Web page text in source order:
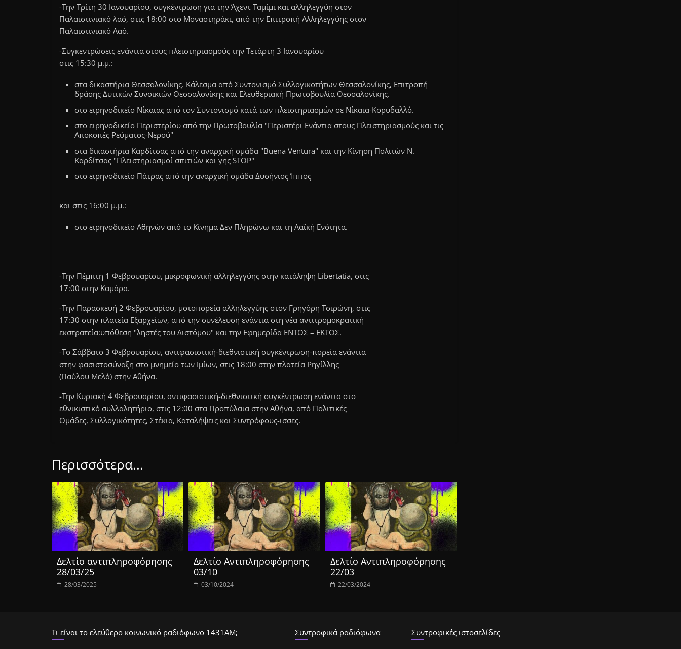
-Την Τρίτη 30 Ιανουαρίου, συγκέντρωση για την Άχεντ Ταμίμι και αλληλεγγύη στον
Παλαιστινιακό λαό, στις 18:00 στο Μοναστηράκι, από την Επιτροπή Αλληλεγγύης στον
Παλαιστινιακό Λαό.
-Συγκεντρώσεις ενάντια στους πλειστηριασμούς την Τετάρτη 3 Ιανουαρίου
στις 15:30 μ.μ.:
στα δικαστήρια Θεσσαλονίκης. Κάλεσμα από Συντονισμό Συλλογικοτήτων Θεσσαλονίκης, Επιτροπή
δράσης Δυτικών Συνοικιών Θεσσαλονίκης και Ελευθεριακή Πρωτοβουλία Θεσσαλονίκης.
στο ειρηνοδικείο Νίκαιας από τον Συντονισμό κατά των πλειστηριασμών σε Νίκαια-Κορυδαλλό.
στο ειρηνοδικείο Περιστερίου από την Πρωτοβουλία "Περιστέρι Ενάντια στους Πλειστηριασμούς και τις
Αποκοπές Ρεύματος-Νερού"
στα δικαστήρια Καρδίτσας από την αναρχική ομάδα "Buena Ventura" και την Κίνηση Πολιτών Ν.
Καρδίτσας "Πλειστηριασμοί σπιτιών και γης STOP"
στο ειρηνοδικείο Πάτρας από την αναρχική ομάδα Δυσήνιος Ίππος
και στις 16:00 μ.μ.:
στο ειρηνοδικείο Αθηνών από το Κίνημα Δεν Πληρώνω και τη Λαϊκή Ενότητα.
-Την Πέμπτη 1 Φεβρουαρίου, μικροφωνική αλληλεγγύης στην κατάληψη Libertatia, στις
17:00 στην Καμάρα.
-Την Παρασκευή 2 Φεβρουαρίου, μοτοπορεία αλληλεγγύης στον Γρηγόρη Τσιρώνη, στις
17:30 στην πλατεία Εξαρχείων, από την συνέλευση ενάντια στη νέα αντιτρομοκρατική
εκστρατεία:υπόθεση "ληστές του Διστόμου" και την Εφημερίδα ΕΝΤΟΣ – ΕΚΤΟΣ.
-Το Σάββατο 3 Φεβρουαρίου, αντιφασιστική-διεθνιστική συγκέντρωση-πορεία ενάντια
στην φασιστοσύναξη στο μνημείο των Ιμίων, στις 18:00 στην πλατεία Ρηγίλλης
(Παύλου Μελά) στην Αθήνα.
-Την Κυριακή 4 Φεβρουαρίου, αντιφασιστική-διεθνιστική συγκέντρωση ενάντια στο
εθνικιστικό συλλαλητήριο, στις 12:00 στα Προπύλαια στην Αθήνα, από Πολιτικές
Ομάδες, Συλλογικότητες, Στέκια, Καταλήψεις και Συντρόφους-ισσες.
Περισσότερα...
Δελτίο αντιπληροφόρησης
28/03/25
28/03/2025
Δελτίο Αντιπληροφόρησης
03/10
03/10/2024
Δελτίο Αντιπληροφόρησης
22/03
22/03/2024
Τι είναι το ελεύθερο κοινωνικό ραδιόφωνο 1431ΑΜ; Συντροφικά ραδιόφωνα Συντροφικές ιστοσελίδες